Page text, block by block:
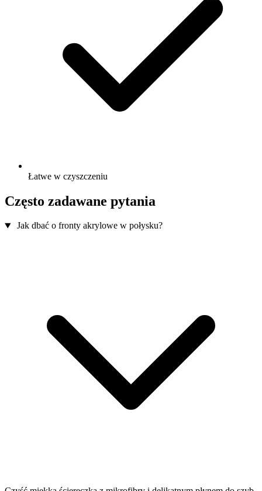
Łatwe w czyszczeniu
Często zadawane pytania
Jak dbać o fronty akrylowe w połysku?